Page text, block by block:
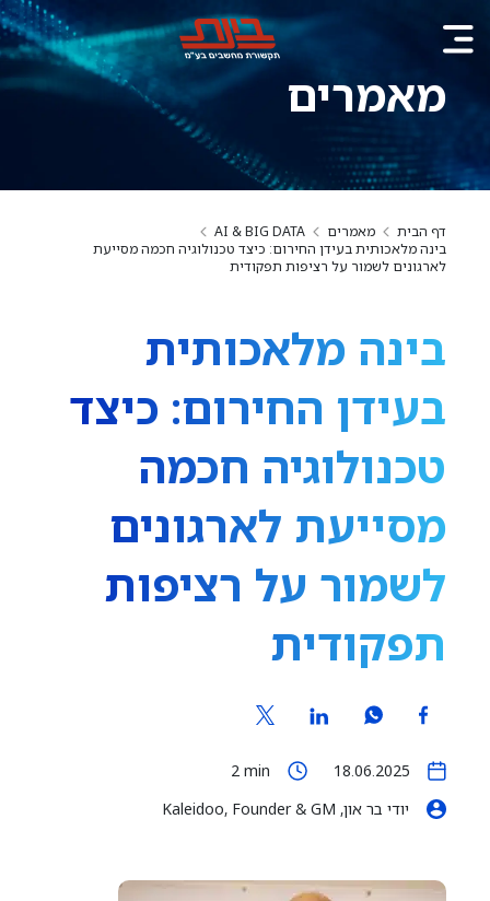
מאמרים
דף הבית מאמרים
AI & BIG DATA
בינה מלאכותית בעידן החירום: כיצד טכנולוגיה חכמה מסייעת
לארגונים לשמור על רציפות תפקודית
בינה מלאכותית
בעידן החירום: כיצד
טכנולוגיה חכמה
מסייעת לארגונים
לשמור על רציפות
תפקודית
18.06.2025
2 min
יודי בר און, Kaleidoo, Founder & GM